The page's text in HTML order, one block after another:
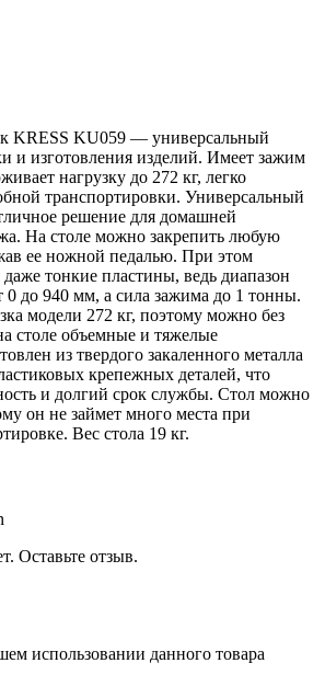
KRESS KU059 — универсальный
и изготовления изделий. Имеет зажим
нагрузку до 272 кг, легко
транспортировки. Универсальный
решение для домашней
На столе можно закрепить любую
ее ножной педалью. При этом
даже тонкие пластины, ведь диапазон
0 до 940 мм, а сила зажима до 1 тонны.
модели 272 кг, поэтому можно без
столе объемные и тяжелые
из твердого закаленного металла
крепежных деталей, что
и долгий срок службы. Стол можно
он не займет много места при
Вес стола 19 кг.
Оставьте отзыв.
использовании данного товара